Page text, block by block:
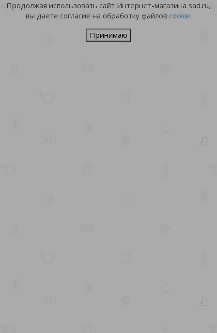
Продолжая использовать сайт Интернет-магазина sad.ru,
вы даете согласие на обработку файлов cookie.
Принимаю